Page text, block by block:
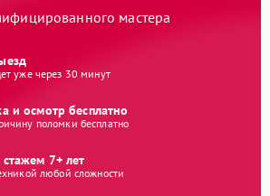
мастера
уже через 30 минут
и осмотр бесплатно
поломки бесплатно
7+ лет
любой сложности